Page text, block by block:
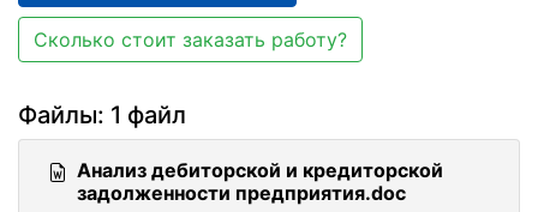
Сколько стоит заказать работу?
Файлы: 1 файл
Анализ дебиторской и кредиторской
задолженности предприятия.doc